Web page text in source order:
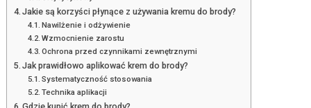
Jakie są korzyści płynące z używania kremu do brody?
Nawilżenie i odżywienie
Wzmocnienie zarostu
Ochrona przed czynnikami zewnętrznymi
Jak prawidłowo aplikować krem do brody?
Systematyczność stosowania
Technika aplikacji